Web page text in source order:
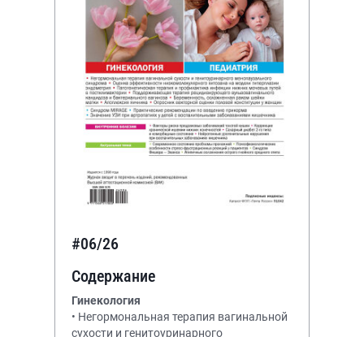
#06/26
Содержание
Гинекология
• Негормональная терапия вагинальной
сухости и генитоуринарного